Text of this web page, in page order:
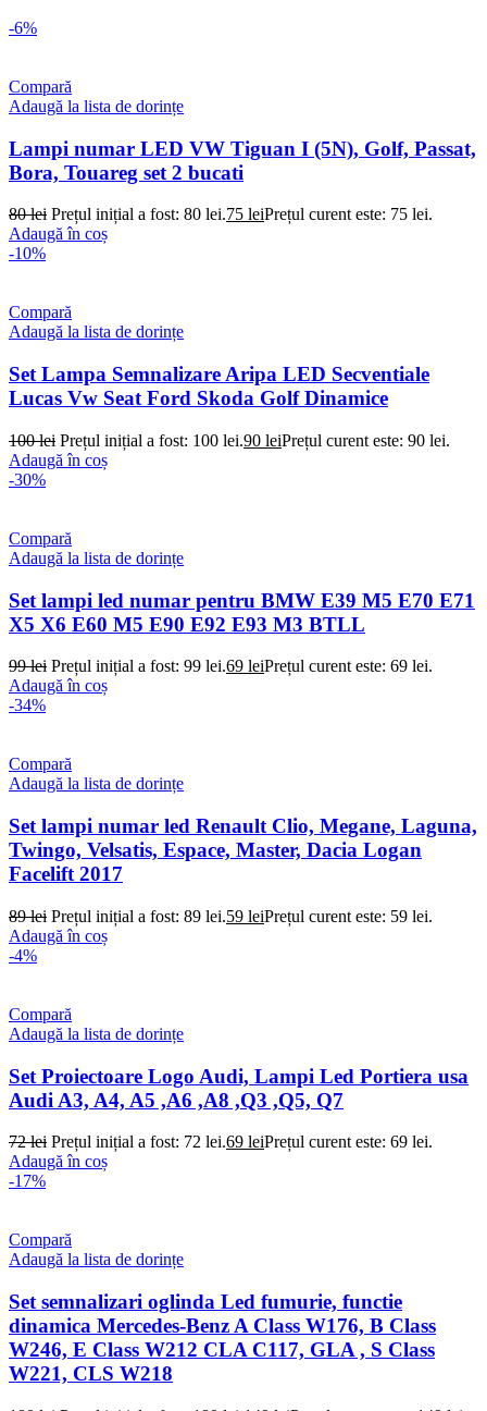
-6%
Compară
Adaugă la lista de dorințe
Lampi numar LED VW Tiguan I (5N), Golf, Passat,
Bora, Touareg set 2 bucati
80lei Prețul inițial a fost: 80 lei.75 leiPrețul curent este: 75 lei.
Adaugă în coș
-10%
Compară
Adaugă la lista de dorințe
Set Lampa Semnalizare Aripa LED Secventiale
Lucas Vw Seat Ford Skoda Golf Dinamice
100lei Prețul inițial a fost: 100 lei.90 leiPrețul curent este: 90 lei.
Adaugă în coș
-30%
Compară
Adaugă la lista de dorințe
Set lampi led numar pentru BMW E39 M5 E70 E71
X5 X6 E60 M5 E90 E92 E93 M3 BTLL
99lei Prețul inițial a fost: 99 lei.69 leiPrețul curent este: 69 lei.
Adaugă în coș
-34%
Compară
Adaugă la lista de dorințe
Set lampi numar led Renault Clio, Megane, Laguna,
Twingo, Velsatis, Espace, Master, Dacia Logan
Facelift 2017
89lei Prețul inițial a fost: 89 lei.59 leiPrețul curent este: 59 lei.
Adaugă în coș
-4%
Compară
Adaugă la lista de dorințe
Set Proiectoare Logo Audi, Lampi Led Portiera usa
Audi A3, A4, A5 ,A6 ,A8 ,Q3 ,Q5, Q7
72lei Prețul inițial a fost: 72 lei.69 leiPrețul curent este: 69 lei.
Adaugă în coș
-17%
Compară
Adaugă la lista de dorințe
Set semnalizari oglinda Led fumurie, functie
dinamica Mercedes-Benz A Class W176, B Class
W246, E Class W212 CLA C117, GLA , S Class
W221, CLS W218